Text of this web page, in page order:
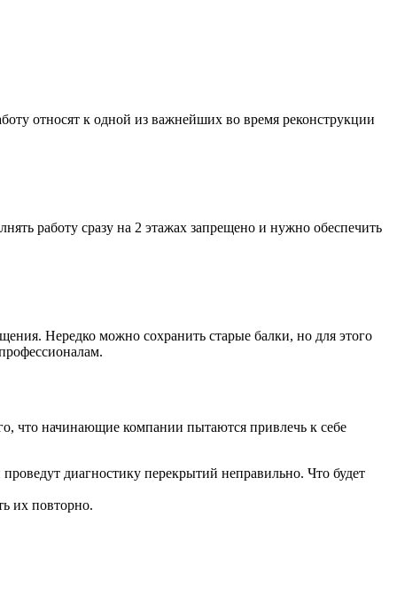
относят к одной из важнейших во время реконструкции
работу сразу на 2 этажах запрещено и нужно обеспечить
Нередко можно сохранить старые балки, но для этого
что начинающие компании пытаются привлечь к себе
диагностику перекрытий неправильно. Что будет
их повторно.